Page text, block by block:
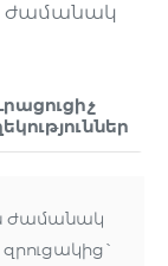
ժամանակ
ժամանակ